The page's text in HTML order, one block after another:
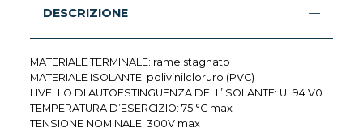
DESCRIZIONE
MATERIALE TERMINALE: rame stagnato
MATERIALE ISOLANTE: polivinilcloruro (PVC)
LIVELLO DI AUTOESTINGUENZA DELL’ISOLANTE: UL94 V0
TEMPERATURA D’ESERCIZIO: 75 °C max
TENSIONE NOMINALE: 300V max